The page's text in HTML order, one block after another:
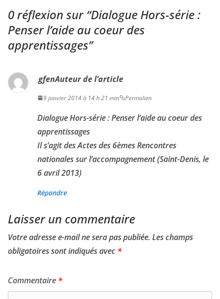
0 réflexion sur “Dialogue Hors-série :
Penser l’aide au coeur des
apprentissages”
gfenAuteur de l’article
9 janvier 2014 à 14 h 21 min Permalien
Dialogue Hors-série : Penser l’aide au coeur des
apprentissages
Il s’agit des Actes des 6èmes Rencontres
nationales sur l’accompagnement (Saint-Denis, le
6 avril 2013)
Répondre
Laisser un commentaire
Votre adresse e-mail ne sera pas publiée. Les champs
obligatoires sont indiqués avec *
Commentaire *